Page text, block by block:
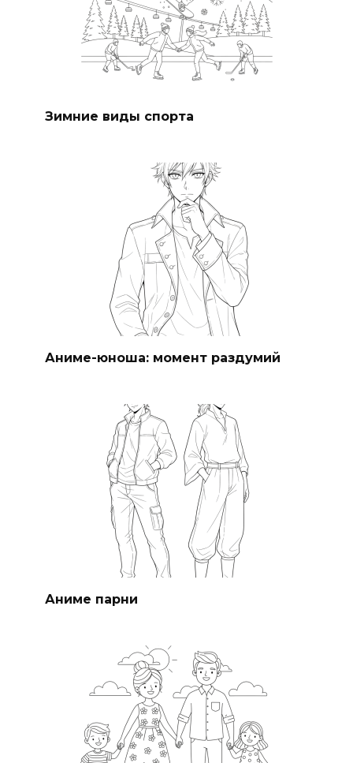
Зимние виды спорта
Аниме-юноша: момент раздумий
Аниме парни